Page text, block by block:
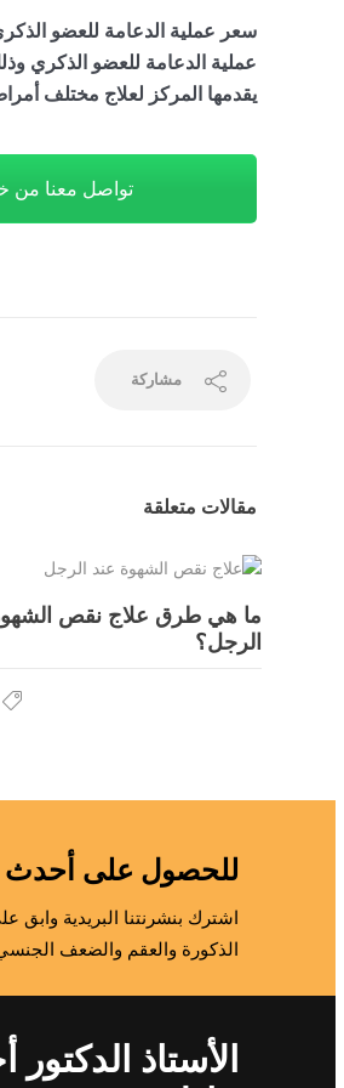
سعر عملية الدعامة للعضو الذكري في مركز
عملية الدعامة للعضو الذكري
يقدمها المركز لعلاج مختلف
تواصل معنا من
مشاركة
مقالات متعلقة
ما هي طرق علاج نقص
الرجل؟
للحصول على أحدث
اشترك بنشرنتنا البريدية
الذكورة والعقم والضعف
الأستاذ الدكتور